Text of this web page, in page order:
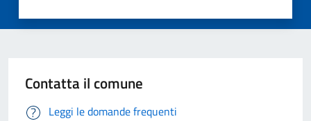
Contatta il comune
Leggi le domande frequenti